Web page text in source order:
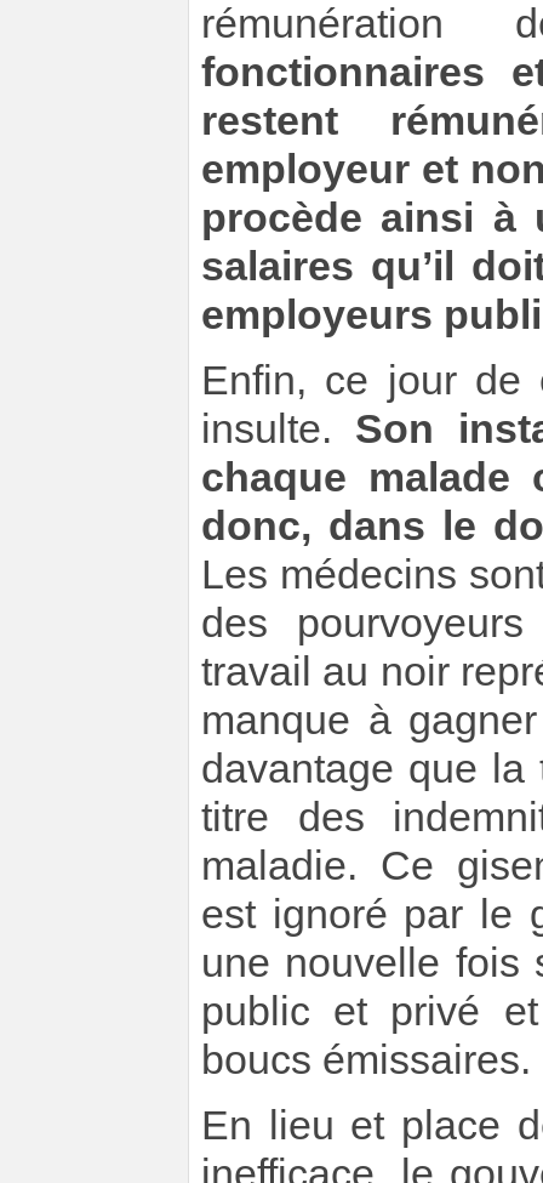
rémunération
fonctionnaires
restent
employeur et
procède ainsi à
salaires qu’il
employeurs
Enfin, ce jour de
insulte. Son
chaque malade
donc, dans le
Les médecins
des
travail au noir
manque à
davantage que la
titre des
maladie. Ce
est ignoré par le
une nouvelle fois
public et privé
boucs émissaires.
En lieu et place
inefficace, le